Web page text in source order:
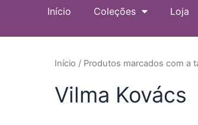
Início Coleções Loja
Início / Produtos marcados com a
Vilma Kovács